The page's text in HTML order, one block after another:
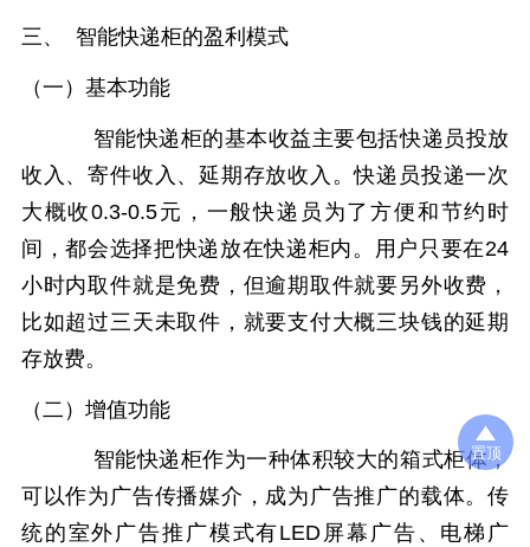
三、 智能快递柜的盈利模式
（一）基本功能
智能快递柜的基本收益主要包括快递员投放
收入、寄件收入、延期存放收入。快递员投递一次
大概收0.3-0.5元，一般快递员为了方便和节约时
间，都会选择把快递放在快递柜内。用户只要在24
小时内取件就是免费，但逾期取件就要另外收费，
比如超过三天未取件，就要支付大概三块钱的延期
存放费。
（二）增值功能
智能快递柜作为一种体积较大的箱式柜体，
可以作为广告传播媒介，成为广告推广的载体。传
统的室外广告推广模式有LED屏幕广告、电梯广
置顶